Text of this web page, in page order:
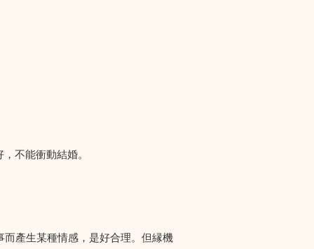
不能衝動結婚。
產生某種情感，是好合理。但縁機